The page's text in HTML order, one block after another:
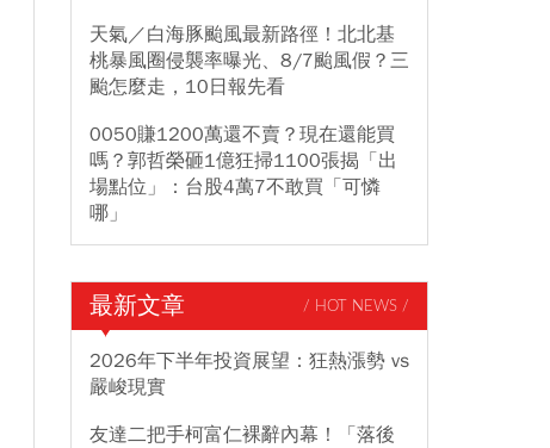
天氣／白海豚颱風最新路徑！北北基
桃暴風圈侵襲率曝光、8/7颱風假？三
颱怎麼走，10日報先看
0050賺1200萬還不賣？現在還能買
嗎？郭哲榮砸1億狂掃1100張揭「出
場點位」：台股4萬7不敢買「可憐
哪」
最新文章 / HOT NEWS /
2026年下半年投資展望：狂熱漲勢 vs
嚴峻現實
友達二把手柯富仁裸辭內幕！「落後